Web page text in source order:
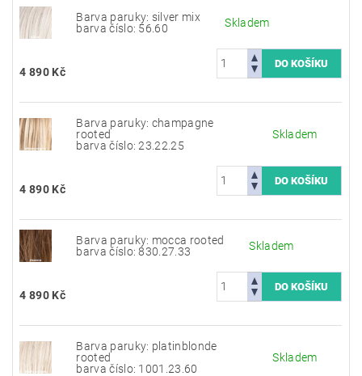
Barva paruky: silver mix
barva číslo: 56.60
Skladem
4 890 Kč
Barva paruky: champagne
rooted
barva číslo: 23.22.25
Skladem
4 890 Kč
Barva paruky: mocca rooted
barva číslo: 830.27.33
Skladem
4 890 Kč
Barva paruky: platinblonde
rooted
barva číslo: 1001.23.60
Skladem